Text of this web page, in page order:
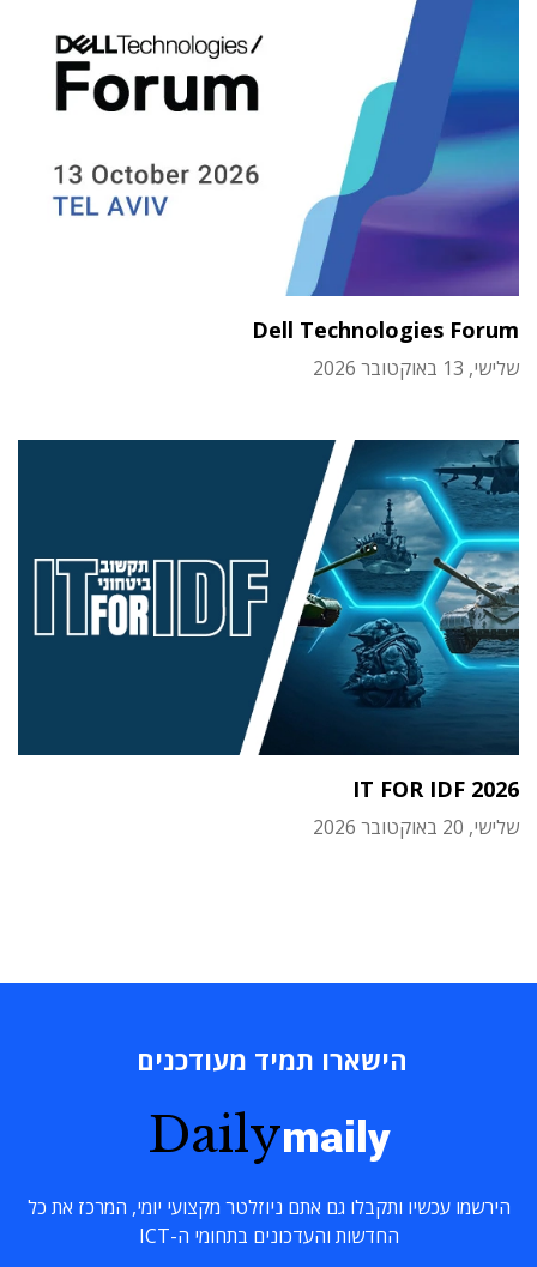
Dell Technologies Forum
שלישי, 13 באוקטובר 2026
IT FOR IDF 2026
שלישי, 20 באוקטובר 2026
הישארו תמיד מעודכנים
Dailymaily
הירשמו עכשיו ותקבלו גם אתם ניוזלטר מקצועי יומי, המרכז את כל
החדשות והעדכונים בתחומי ה-ICT